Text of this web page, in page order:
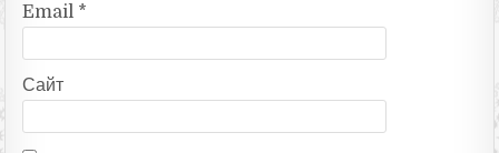
Email *
Сайт